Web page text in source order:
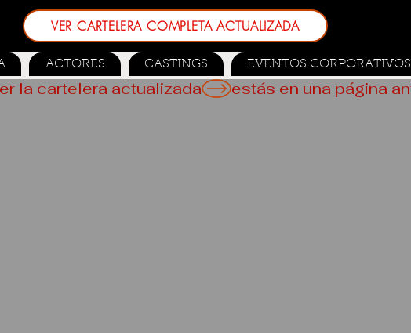
VER CARTELERA COMPLETA ACTUALIZADA
ACTORES CASTINGS EVENTOS CORPORATIVOS
la cartelera actualizada